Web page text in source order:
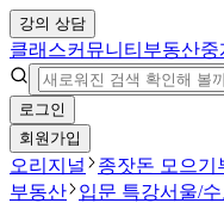
강의 상담
클래스커뮤니티 부동산중
로그인
회원가입
오리지널 종잣돈 모으기
부동산
입문 특강서울/